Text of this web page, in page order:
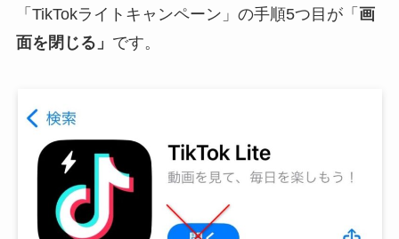
「TikTokライトキャンペーン」の手順5つ目が「 画
面を閉じる」 です。